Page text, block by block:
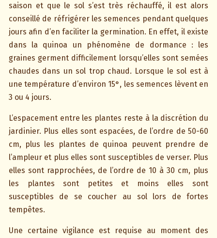
saison et que le sol s’est très réchauffé, il est alors
conseillé de réfrigérer les semences pendant quelques
jours afin d’en faciliter la germination. En effet, il existe
dans la quinoa un phénomène de dormance : les
graines germent difficilement lorsqu’elles sont semées
chaudes dans un sol trop chaud. Lorsque le sol est à
une température d’environ 15°, les semences lèvent en
3 ou 4 jours.
L’espacement entre les plantes reste à la discrétion du
jardinier. Plus elles sont espacées, de l’ordre de 50-60
cm, plus les plantes de quinoa peuvent prendre de
l’ampleur et plus elles sont susceptibles de verser. Plus
elles sont rapprochées, de l’ordre de 10 à 30 cm, plus
les plantes sont petites et moins elles sont
susceptibles de se coucher au sol lors de fortes
tempêtes.
Une certaine vigilance est requise au moment des